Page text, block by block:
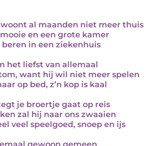
al maanden niet meer thuis
en een grote kamer
in een ziekenhuis
het liefst van allemaal
want hij wil niet meer spelen
op bed, z’n kop is kaal
je broertje gaat op reis
zal hij naar ons zwaaien
veel speelgoed, snoep en ijs